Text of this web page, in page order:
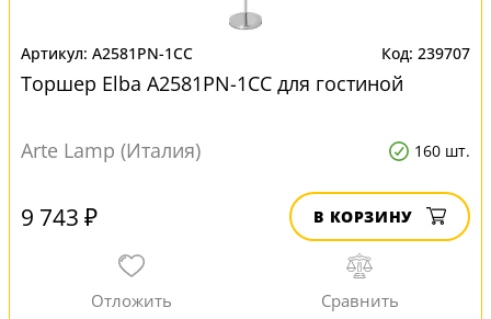
A2581PN-1CC 239707
Торшер Elba A2581PN-1CC для гостиной
Arte Lamp (Италия) 160 шт.
9 743 ₽ В КОРЗИНУ